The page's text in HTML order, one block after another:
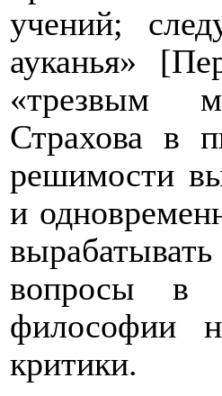
учений;
ауканья»
«трезвым
Страхова в
решимости
и
вопросы в
философии
критики.